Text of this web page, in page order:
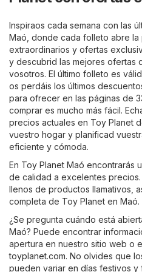
Inspiraos cada semana con las
Maó, donde cada folleto abre la
extraordinarios y ofertas
y descubrid las mejores ofertas
vosotros. El último folleto es
os perdáis los últimos
para ofrecer en las páginas de
comprar es mucho más fácil.
precios actuales en Toy Planet
vuestro hogar y planificad
eficiente y cómoda.
En Toy Planet Maó encontrarás
de calidad a excelentes
llenos de productos llamativos,
completa de Toy Planet en Maó.
¿Se pregunta cuándo está
Maó? Puede encontrar
apertura en nuestro sitio web o
toyplanet.com. No olvides que
pueden variar en días festivos y